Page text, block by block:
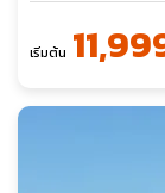
เริ่มต้น